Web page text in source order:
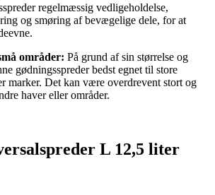
regelmæssig vedligeholdelse,
og smøring af bevægelige dele, for at
områder: På grund af sin størrelse og
gødningsspreder bedst egnet til store
marker. Det kan være overdrevent stort og
haver eller områder.
L 12,5 liter